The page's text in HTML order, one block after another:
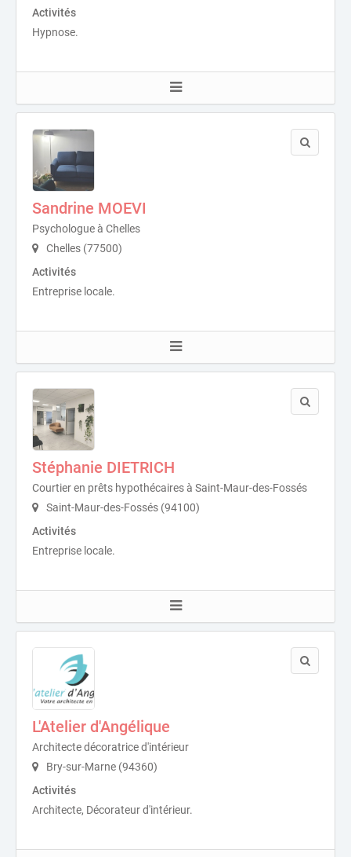
Activités
Hypnose.
Sandrine MOEVI
Psychologue à Chelles
Chelles (77500)
Activités
Entreprise locale.
Stéphanie DIETRICH
Courtier en prêts hypothécaires à Saint-Maur-des-Fossés
Saint-Maur-des-Fossés (94100)
Activités
Entreprise locale.
L'Atelier d'Angélique
Architecte décoratrice d'intérieur
Bry-sur-Marne (94360)
Activités
Architecte, Décorateur d'intérieur.